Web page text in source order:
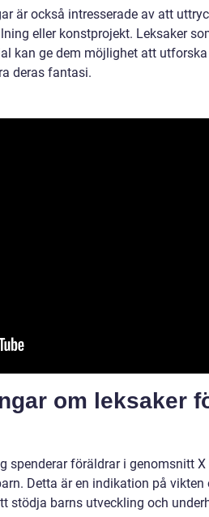
är också intresserade av att
eller konstprojekt. Leksaker
kan ge dem möjlighet att
deras fantasi.
om leksaker
spenderar föräldrar i genomsnitt X
Detta är en indikation på vikten
stödja barns utveckling och